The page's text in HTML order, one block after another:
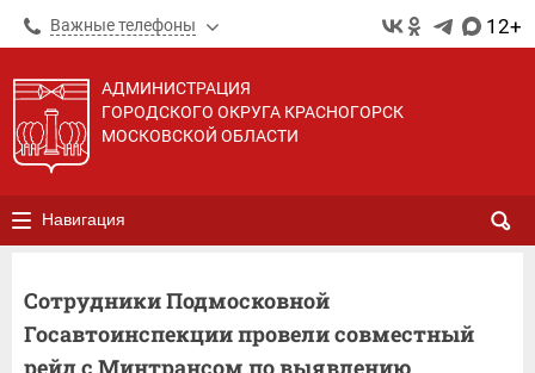
Важные телефоны 12+
АДМИНИСТРАЦИЯ
ГОРОДСКОГО ОКРУГА КРАСНОГОРСК
МОСКОВСКОЙ ОБЛАСТИ
Навигация
Сотрудники Подмосковной
Госавтоинспекции провели совместный
рейд с Минтрансом по выявлению